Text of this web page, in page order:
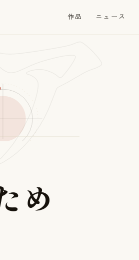
作品 ニュース
め